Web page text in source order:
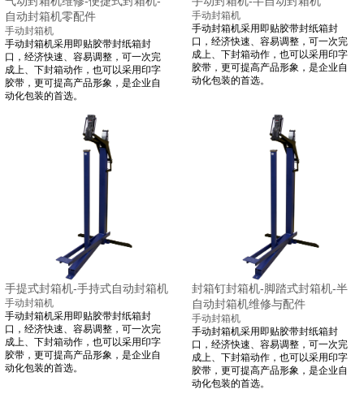
自动封箱机零配件
手动封箱机
手动封箱机采用即贴胶带封纸箱封
口，经济快速、容易调整，可一次完
成上、下封箱动作，也可以采用印字
胶带，更可提高产品形象，是企业自
动化包装的首选。
手动封箱机
手动封箱机采用即贴胶带封纸箱封
口，经济快速、容易调整，可一次完
成上、下封箱动作，也可以采用印字
胶带，更可提高产品形象，是企业自
动化包装的首选。
手提式封箱机-手持式自动封箱机
手动封箱机
手动封箱机采用即贴胶带封纸箱封
口，经济快速、容易调整，可一次完
成上、下封箱动作，也可以采用印字
胶带，更可提高产品形象，是企业自
动化包装的首选。
封箱钉封箱机-脚踏式封箱机-半
自动封箱机维修与配件
手动封箱机
手动封箱机采用即贴胶带封纸箱封
口，经济快速、容易调整，可一次完
成上、下封箱动作，也可以采用印字
胶带，更可提高产品形象，是企业自
动化包装的首选。